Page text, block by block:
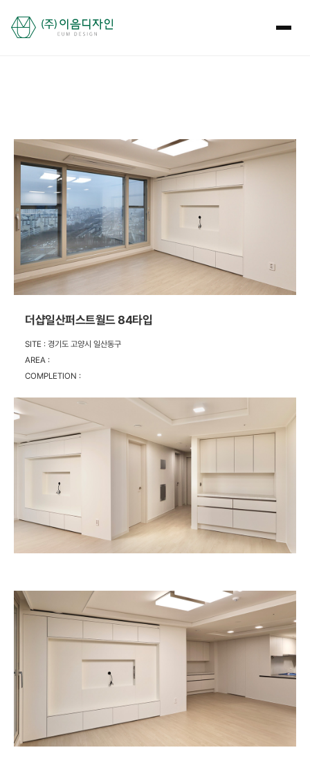
더샵일산퍼스트월드 84타입
SITE : 경기도 고양시 일산동구
AREA :
COMPLETION :